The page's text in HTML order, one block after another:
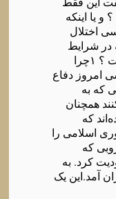
یا اینکه
اختلال
شرایط
خاص رفتارهای خاص دارند درست نیست ؟ ۱چرا
امروز دفاع
که به
همچنان
که
اسلامی را
که
کرد. به
آمد.این یک